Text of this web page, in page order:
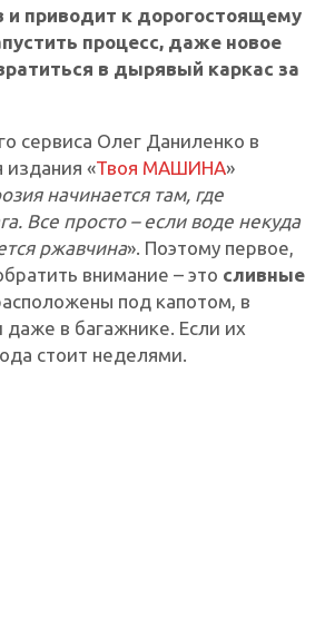
и приводит к дорогостоящему
процесс, даже новое
в дырявый каркас за
сервиса Олег Даниленко в
«Твоя МАШИНА»
начинается там, где
Все просто – если воде некуда
ржавчина». Поэтому первое,
внимание – это сливные
под капотом, в
даже в багажнике. Если их
стоит неделями.